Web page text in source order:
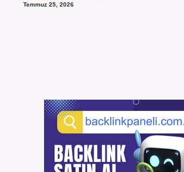
Temmuz 25, 2026